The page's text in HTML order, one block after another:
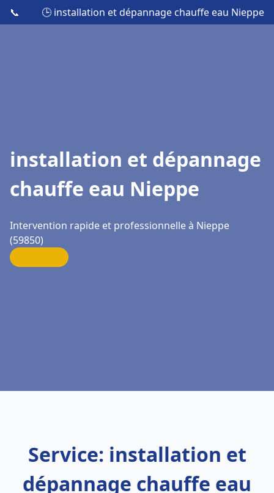
📞 🕒 installation et dépannage chauffe eau Nieppe
installation et dépannage
chauffe eau Nieppe
Intervention rapide et professionnelle à Nieppe
(59850)
Service: installation et
dépannage chauffe eau